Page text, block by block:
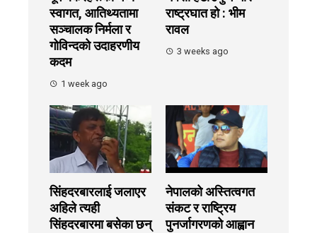
स्वागत, आतिथ्यतामा
सञ्चालक निर्मला र
गोविन्दको उदाहरणीय
कदम
1 week ago
राष्ट्रघात हो : भीम
रावल
3 weeks ago
सिंहदरबारलाई जलाएर
अहिले त्यही
सिंहदरबारमा बसेका छन्
नेपालको अस्तित्वगत
संकट र राष्ट्रिय
पुनर्जागरणको आह्वान